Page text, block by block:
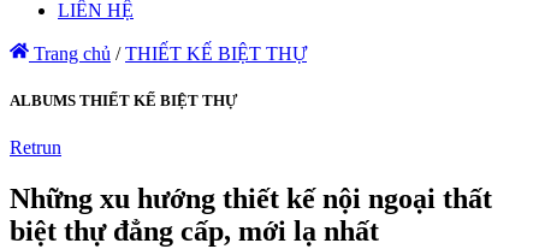
LIÊN HỆ
Trang chủ / THIẾT KẾ BIỆT THỰ
ALBUMS THIẾT KẾ BIỆT THỰ
Retrun
Những xu hướng thiết kế nội ngoại thất
biệt thự đẳng cấp, mới lạ nhất